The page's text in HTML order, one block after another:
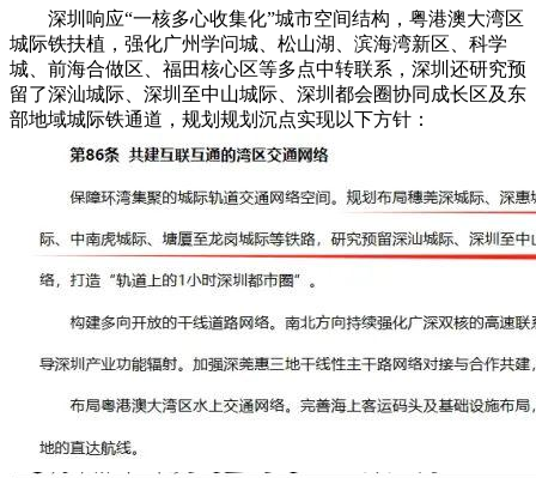
深圳响应“一核多心收集化”城市空间结构，粤港澳大湾区
城际铁扶植，强化广州学问城、松山湖、滨海湾新区、科学
城、前海合做区、福田核心区等多点中转联系，深圳还研究预
留了深汕城际、深圳至中山城际、深圳都会圈协同成长区及东
部地域城际铁通道，规划规划沉点实现以下方针：